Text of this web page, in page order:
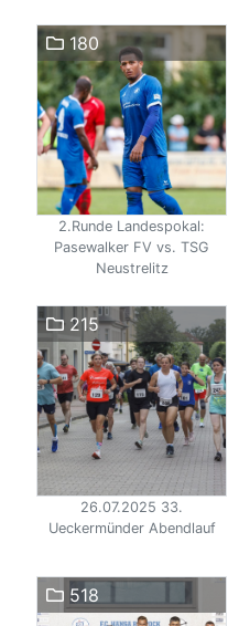
180
2.Runde Landespokal:
Pasewalker FV vs. TSG
Neustrelitz
215
26.07.2025 33.
Ueckermünder Abendlauf
518